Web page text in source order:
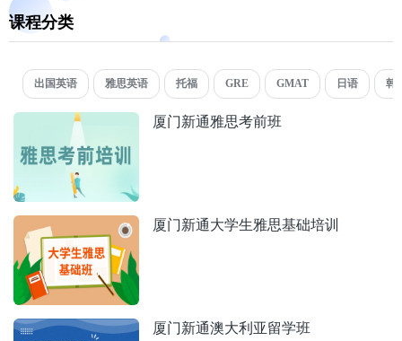
课程分类
出国英语 雅思英语 托福 GRE GMAT 日语 韩
厦门新通雅思考前班
厦门新通大学生雅思基础培训
厦门新通澳大利亚留学班